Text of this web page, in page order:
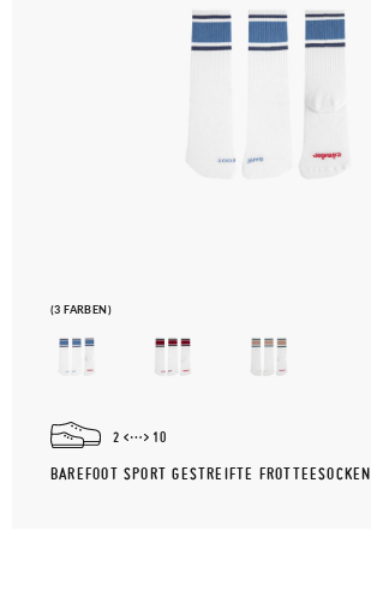
(3 FARBEN)
2 10
BAREFOOT SPORT GESTREIFTE FROTTEESOCKEN